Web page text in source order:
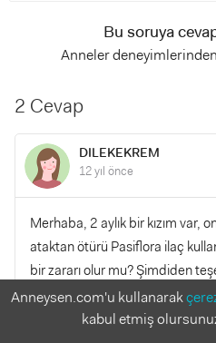
Bu soruya
Anneler
2 Cevap
DILEKEKREM
12 yıl önce
Merhaba, 2 aylık bir kızım var,
ataktan ötürü Pasiflora ilaç
bir zararı olur mu? Şimdiden
0
Anneysen.com'u kullanarak
kabul etmiş